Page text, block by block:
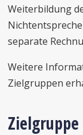
Weiterbildung
separate
Weitere
Zielgruppen
Zielgruppe